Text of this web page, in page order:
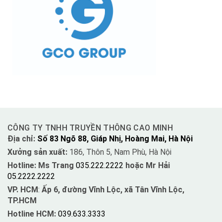
CÔNG TY TNHH TRUYỀN THÔNG CAO MINH
Địa chỉ: Số 83 Ngõ 88, Giáp Nhị, Hoàng Mai, Hà Nội
Xưởng sản xuất: 186, Thôn 5, Nam Phù, Hà Nội
Hotline: Ms Trang 035.222.2222 hoặc Mr Hải
05.2222.2222
VP. HCM: Ấp 6, đường Vĩnh Lộc, xã Tân Vĩnh Lộc,
TP.HCM
Hotline HCM: 039.633.3333